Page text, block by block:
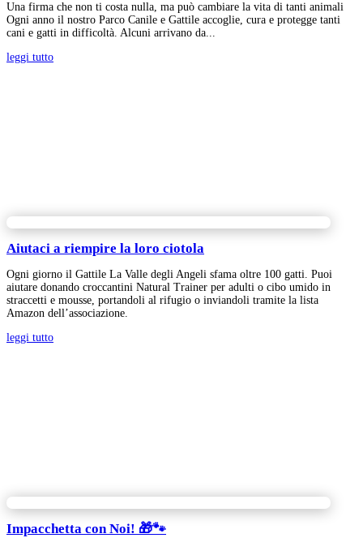
Una firma che non ti costa nulla, ma può cambiare la vita di tanti animali
Ogni anno il nostro Parco Canile e Gattile accoglie, cura e protegge tanti
cani e gatti in difficoltà. Alcuni arrivano da...
leggi tutto
Aiutaci a riempire la loro ciotola
Ogni giorno il Gattile La Valle degli Angeli sfama oltre 100 gatti. Puoi
aiutare donando croccantini Natural Trainer per adulti o cibo umido in
straccetti e mousse, portandoli al rifugio o inviandoli tramite la lista
Amazon dell’associazione.
leggi tutto
Impacchetta con Noi! 🎁🐾